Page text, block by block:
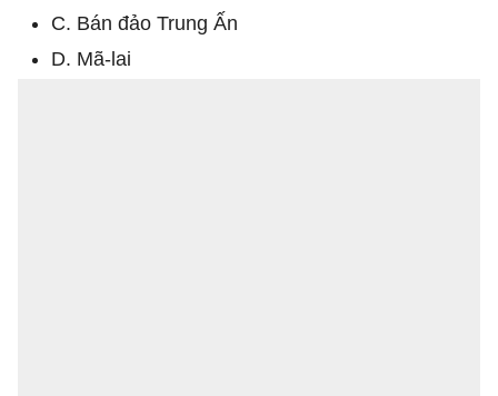
C. Bán đảo Trung Ấn
D. Mã-lai